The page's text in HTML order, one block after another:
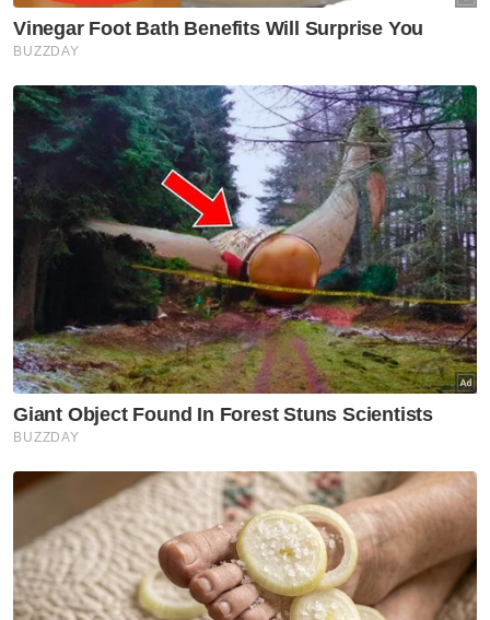
"Cuma hakim akan melewatkan pemakluman
kepada Suruhanjaya Pilihan Raya (SPR)
selewatnya 3 Oktober ini tentang keputusan
beliau pada hari ini.
"Jika sehingga 3 Oktober tiada permohonan
untuk tangguhkan keputusan atau tiada
rayuan (terhadap keputusan mahkamah hari
ini), beliau (hakim) akan maklum keputusan
hari ini kepada SPR pada 3 Oktober ini.
Berita Telus & Tulus menerusi E-Mel setiap
hari!